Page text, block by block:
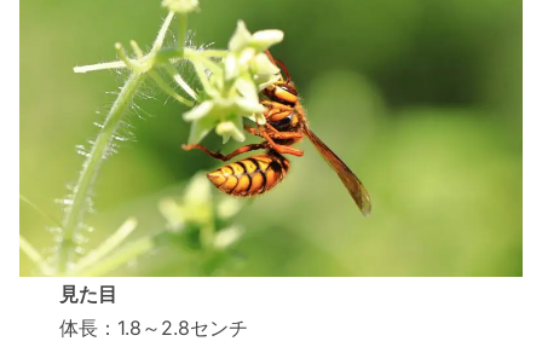
見た目
体長：1.8～2.8センチ